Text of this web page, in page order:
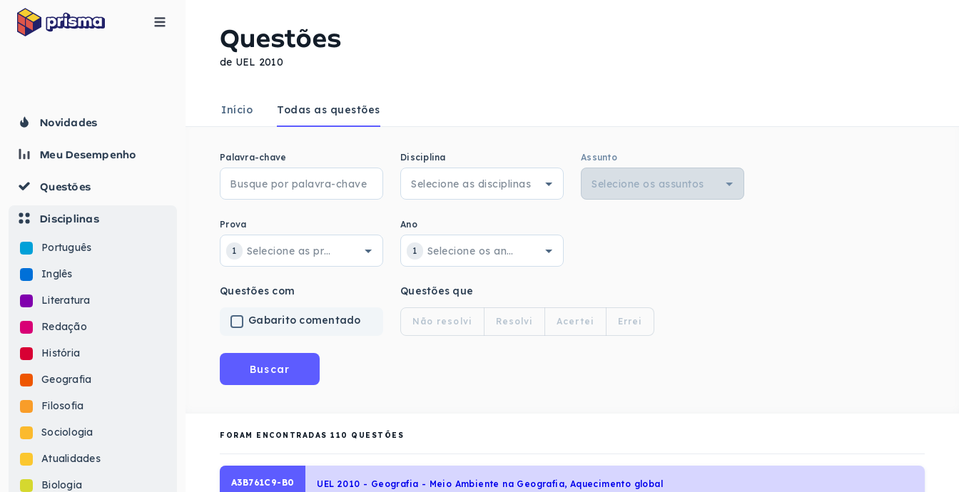
Novidades
Meu Desempenho
Questões
Disciplinas
Português
Inglês
Literatura
Redação
História
Geografia
Filosofia
Sociologia
Atualidades
Biologia
Questões
de UEL 2010
Início Todas as questões
Palavra-chave Disciplina Assunto
Prova
1
Ano
1
Questões com
Gabarito comentado
Questões que
Não resolvi Resolvi Acertei Errei
Buscar
FORAM ENCONTRADAS 110 QUESTÕES
A3B761C9-B0 UEL 2010 - Geografia - Meio Ambiente na Geografia, Aquecimento global